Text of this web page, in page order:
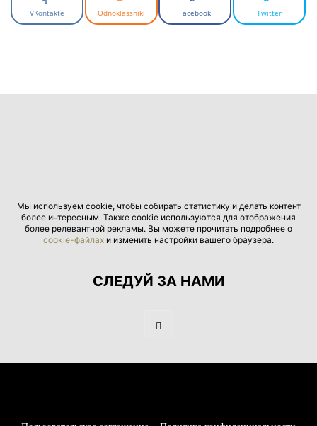
VKontakte Odnoklassniki Facebook Twitter
Мы используем cookie, чтобы собирать статистику и делать контент
более интересным. Также cookie используются для отображения
более релевантной рекламы. Вы можете прочитать подробнее о
cookie-файлах и изменить настройки вашего браузера.
СЛЕДУЙ ЗА НАМИ